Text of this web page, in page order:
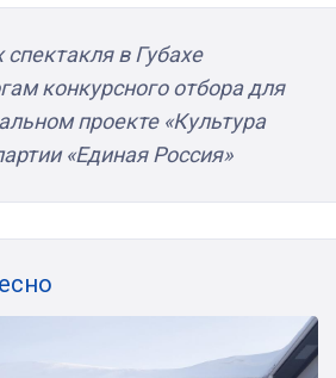
в Губахе
конкурсного отбора для
проекте «Культура
«Единая Россия»